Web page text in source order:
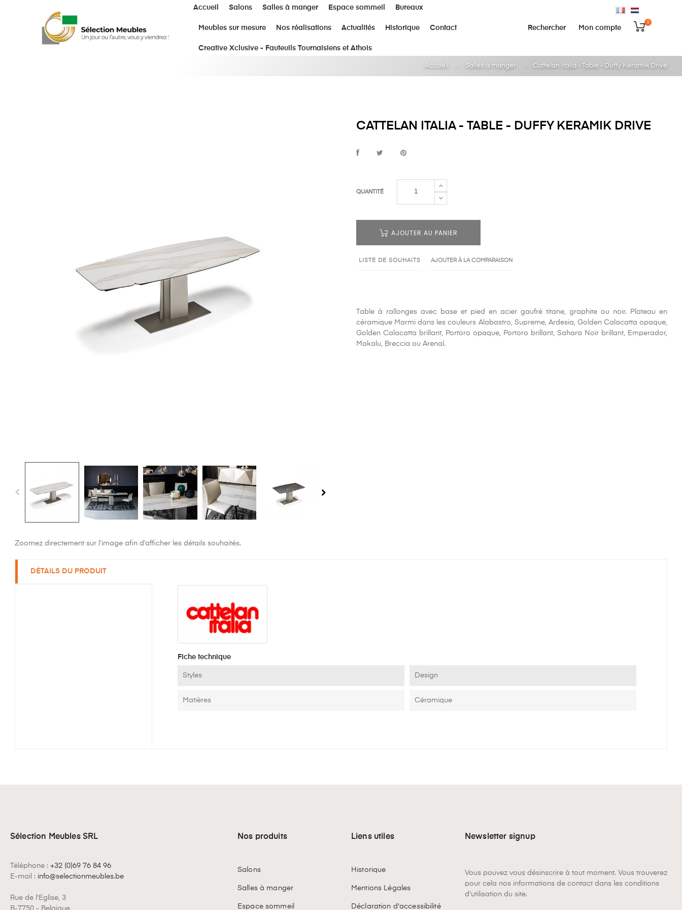
Accueil Salons Salles à manger Espace sommeil Bureaux
Meubles sur mesure Nos réalisations Actualités Historique Contact
Creative Xclusive - Fauteuils Tournaisiens et Athois
0
Mon compte
Rechercher
Accueil Salles à manger Cattelan Italia - Table - Duffy Keramik Drive
Zoomez directement sur l’image afin d’afficher les détails souhaités.
CATTELAN ITALIA - TABLE - DUFFY KERAMIK DRIVE
QUANTITÉ
AJOUTER AU PANIER
LISTE DE SOUHAITS AJOUTER À LA COMPARAISON
Table à rallonges avec base et pied en acier gaufré titane, graphite ou noir. Plateau en
céramique Marmi dans les couleurs Alabastro, Supreme, Ardesia, Golden Calacatta opaque,
Golden Calacatta brillant, Portoro opaque, Portoro brillant, Sahara Noir brillant, Emperador,
Makalu, Breccia ou Arenal.
DÉTAILS DU PRODUIT
Fiche technique
Styles Design
Matières Céramique
Sélection Meubles SRL
Téléphone : +32 (0)69 76 84 96
E-mail : info@selectionmeubles.be
Rue de l'Eglise, 3
B-7750 - Belgique
Nos produits
Salons
Salles à manger
Espace sommeil
Liens utiles
Historique
Mentions Légales
Déclaration d'accessibilité
Newsletter signup
Vous pouvez vous désinscrire à tout moment. Vous trouverez
pour cela nos informations de contact dans les conditions
d'utilisation du site.